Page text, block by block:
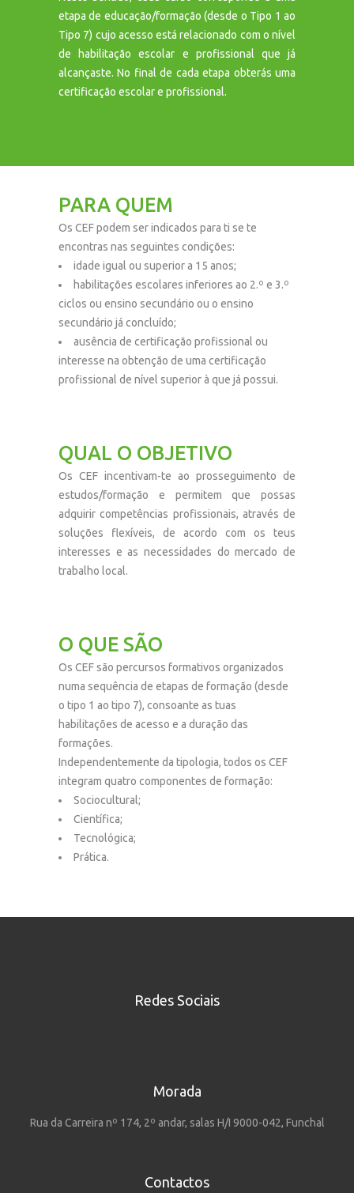
etapa de educação/formação (desde o Tipo 1 ao
Tipo 7) cujo acesso está relacionado com o nível
de habilitação escolar e profissional que já
alcançaste. No final de cada etapa obterás uma
certificação escolar e profissional.
PARA QUEM
Os CEF podem ser indicados para ti se te
encontras nas seguintes condições:
idade igual ou superior a 15 anos;
habilitações escolares inferiores ao 2.º e 3.º
ciclos ou ensino secundário ou o ensino
secundário já concluído;
ausência de certificação profissional ou
interesse na obtenção de uma certificação
profissional de nível superior à que já possui.
QUAL O OBJETIVO
Os CEF incentivam-te ao prosseguimento de
estudos/formação e permitem que possas
adquirir competências profissionais, através de
soluções flexíveis, de acordo com os teus
interesses e as necessidades do mercado de
trabalho local.
O QUE SÃO
Os CEF são percursos formativos organizados
numa sequência de etapas de formação (desde
o tipo 1 ao tipo 7), consoante as tuas
habilitações de acesso e a duração das
formações.
Independentemente da tipologia, todos os CEF
integram quatro componentes de formação:
Sociocultural;
Científica;
Tecnológica;
Prática.
Redes Sociais
Morada
Rua da Carreira nº 174, 2º andar, salas H/I 9000-042, Funchal
Contactos